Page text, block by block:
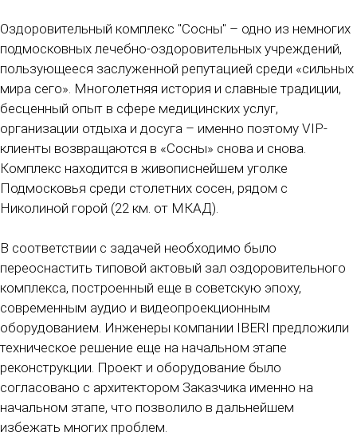
Оздоровительный комплекс "Сосны" – одно из немногих
подмосковных лечебно-оздоровительных учреждений,
пользующееся заслуженной репутацией среди «сильных
мира сего». Многолетняя история и славные традиции,
бесценный опыт в сфере медицинских услуг,
организации отдыха и досуга – именно поэтому VIP-
клиенты возвращаются в «Сосны» снова и снова.
Комплекс находится в живописнейшем уголке
Подмосковья среди столетних сосен, рядом с
Николиной горой (22 км. от МКАД).
В соответствии с задачей необходимо было
переоснастить типовой актовый зал оздоровительного
комплекса, построенный еще в советскую эпоху,
современным аудио и видеопроекционным
оборудованием. Инженеры компании IBERI предложили
техническое решение еще на начальном этапе
реконструкции. Проект и оборудование было
согласовано с архитектором Заказчика именно на
начальном этапе, что позволило в дальнейшем
избежать многих проблем.